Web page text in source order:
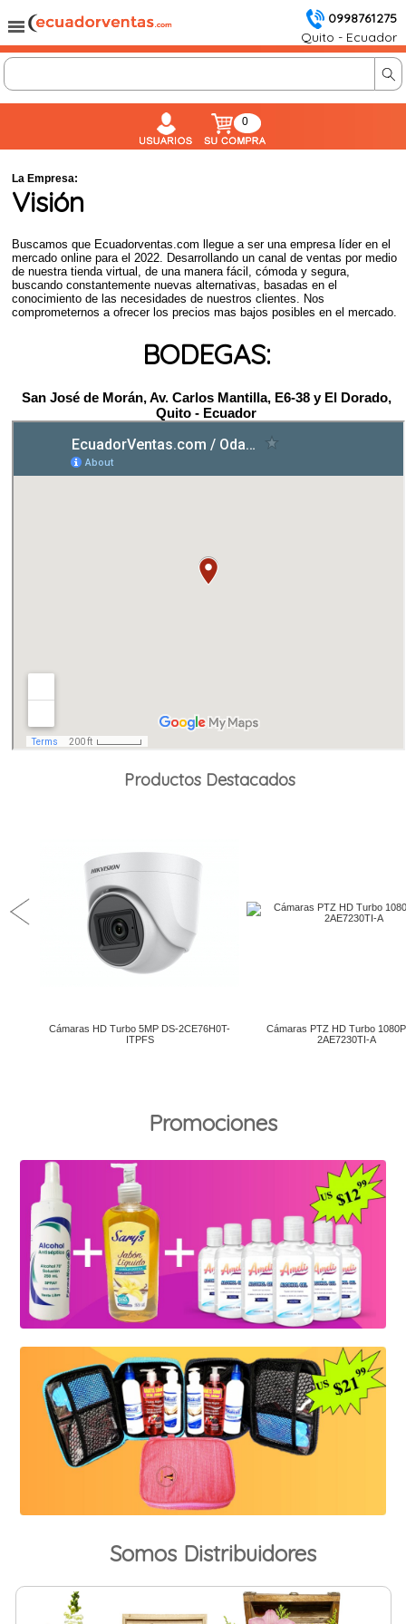
0998761275
Quito - Ecuador
0
La Empresa:
Visión
Buscamos que Ecuadorventas.com llegue a ser una empresa líder en el
mercado online para el 2022. Desarrollando un canal de ventas por medio
de nuestra tienda virtual, de una manera fácil, cómoda y segura,
buscando constantemente nuevas alternativas, basadas en el
conocimiento de las necesidades de nuestros clientes. Nos
comprometernos a ofrecer los precios mas bajos posibles en el mercado.
BODEGAS:
San José de Morán, Av. Carlos Mantilla, E6-38 y El Dorado,
Quito - Ecuador
Productos Destacados
Promociones
Somos Distribuidores